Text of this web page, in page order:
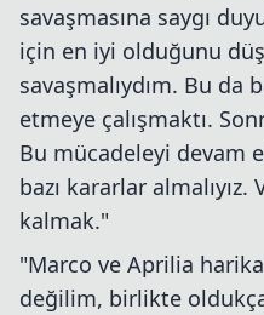
savaşmasına saygı
için en iyi olduğunu
savaşmalıydım. Bu da
etmeye çalışmaktı.
Bu mücadeleyi devam
bazı kararlar
kalmak."
"Marco ve Aprilia
değilim, birlikte